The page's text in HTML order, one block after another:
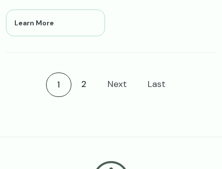
Learn More
Current page
1 2 Next Last